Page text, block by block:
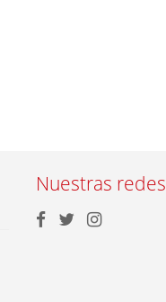
Nuestras redes